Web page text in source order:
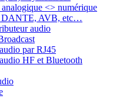
<> numérique
DANTE, AVB, etc…
audio
par RJ45
HF et Bluetooth